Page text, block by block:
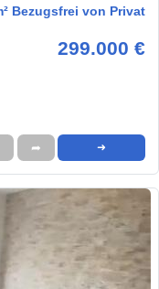
Bezugsfrei von Privat
299.000 €
➦ ➜